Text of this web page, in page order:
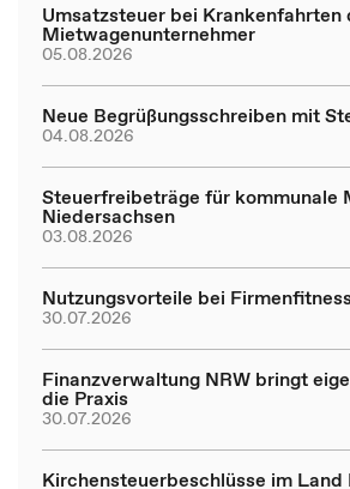
Umsatzsteuer bei Krankenfahrten
Mietwagenunternehmer
05.08.2026
Neue Begrüßungsschreiben mit
04.08.2026
Steuerfreibeträge für kommunale
Niedersachsen
03.08.2026
Nutzungsvorteile bei
30.07.2026
Finanzverwaltung NRW bringt
die Praxis
30.07.2026
Kirchensteuerbeschlüsse im Land